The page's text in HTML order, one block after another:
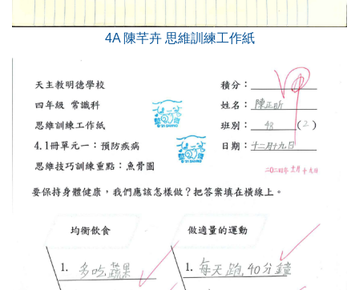
4A 陳芊卉 思維訓練工作紙